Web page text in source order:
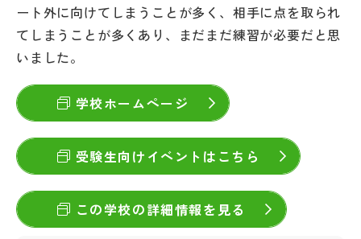
ート外に向けてしまうことが多く、相手に点を取られ
てしまうことが多くあり、まだまだ練習が必要だと思
いました。
学校ホームページ
受験生向けイベントはこちら
この学校の詳細情報を見る